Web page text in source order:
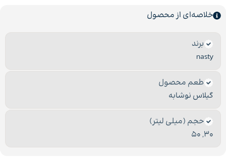
خلاصه‌ای از محصول
برند
nasty
طعم محصول
گیلاس نوشابه
حجم (میلی لیتر)
30
,
50